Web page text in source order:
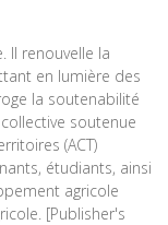
Il renouvelle la
en lumière des
la soutenabilité
soutenue
(ACT)
étudiants, ainsi
agricole
[Publisher's